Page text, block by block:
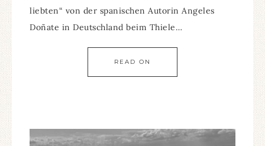
liebten“ von der spanischen Autorin Angeles
Doñate in Deutschland beim Thiele…
READ ON